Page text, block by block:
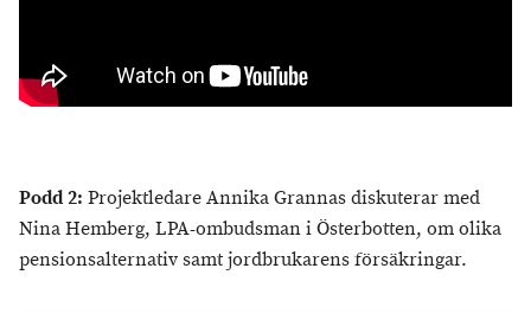
Podd 2: Projektledare Annika Grannas diskuterar med
Nina Hemberg, LPA-ombudsman i Österbotten, om olika
pensionsalternativ samt jordbrukarens försäkringar.